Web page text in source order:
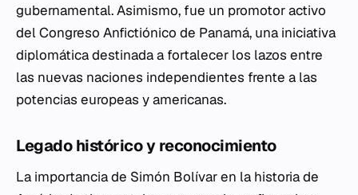
gubernamental. Asimismo, fue un promotor activo
del Congreso Anfictiónico de Panamá, una iniciativa
diplomática destinada a fortalecer los lazos entre
las nuevas naciones independientes frente a las
potencias europeas y americanas.
Legado histórico y reconocimiento
La importancia de Simón Bolívar en la historia de